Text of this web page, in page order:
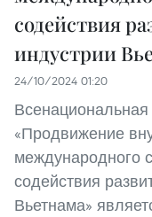
содействия
индустрии
24/10/2024 01:20
«Продвижение
международного
содействия
Вьетнама»